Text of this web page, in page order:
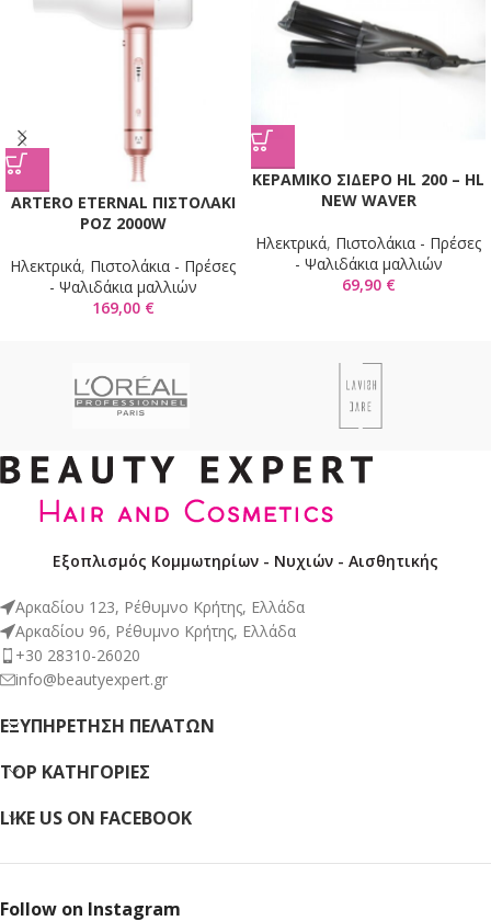
ARTERO ETERNAL ΠΙΣΤΟΛΑΚΙ
ΡΟΖ 2000W
Ηλεκτρικά, Πιστολάκια - Πρέσες
- Ψαλιδάκια μαλλιών
169,00 €
KΕΡΑΜΙΚΟ ΣΙΔΕΡΟ HL 200 – HL
NEW WAVER
Ηλεκτρικά, Πιστολάκια - Πρέσες
- Ψαλιδάκια μαλλιών
69,90 €
Εξοπλισμός Κομμωτηρίων - Νυχιών - Αισθητικής
Αρκαδίου 123, Ρέθυμνο Κρήτης, Ελλάδα
Αρκαδίου 96, Ρέθυμνο Κρήτης, Ελλάδα
+30 28310-26020
info@beautyexpert.gr
ΕΞΥΠΗΡΈΤΗΣΗ ΠΕΛΑΤΏΝ
TOP ΚΑΤΗΓΟΡΙΕΣ
LIKE US ON FACEBOOK
Follow on Instagram